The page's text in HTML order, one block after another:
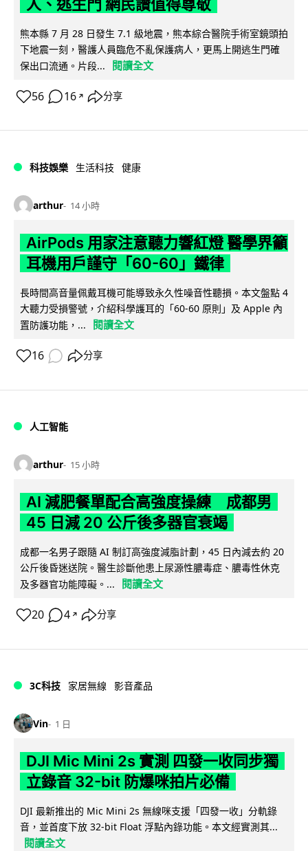
人、逃生門 網民讚值得尊敬
熊本縣 7 月 28 日發生 7.1 級地震，熊本綜合醫院手術室鏡頭拍
下地震一刻，醫護人員臨危不亂保護病人，更馬上開逃生門確
保出口流通。片段...
閱讀全文
56 16 ↗ 分享
科技娛樂 生活科技 健康
arthur 14 小時
AirPods 用家注意聽力響紅燈 醫學界籲
耳機用戶謹守「60-60」鐵律
長時間高音量佩戴耳機可能導致永久性噪音性聽損。本文盤點 4
大聽力受損警號，介紹科學護耳的「60-60 原則」及 Apple 內
置防護功能，...
閱讀全文
16 分享
人工智能
arthur 15 小時
AI 減肥餐單配合高強度操練 成都男
45 日減 20 公斤後多器官衰竭
成都一名男子跟隨 AI 制訂高強度減脂計劃，45 日內減去約 20
公斤後昏迷送院。醫生診斷他患上尿源性膿毒症、膿毒性休克
及多器官功能障礙。...
閱讀全文
20 4 ↗ 分享
3C科技 家居無線 影音產品
Vin 1 日
DJI Mic Mini 2s 實測 四發一收同步獨
立錄音 32-bit 防爆咪拍片必備
DJI 最新推出的 Mic Mini 2s 無線咪支援「四發一收」分軌錄
音，並首度下放 32-bit Float 浮點內錄功能。本文經實測其...
閱讀全文